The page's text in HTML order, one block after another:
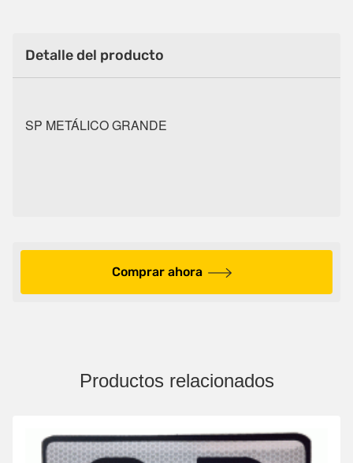
Detalle del producto
SP METÁLICO GRANDE
Comprar ahora
Productos relacionados